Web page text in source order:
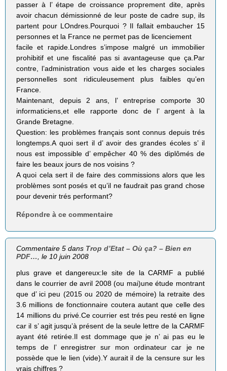
passer à l’ étape de croissance proprement dite, après
avoir chacun démissionné de leur poste de cadre sup, ils
partent pour LOndres.Pourquoi ? Il fallait embaucher 15
personnes et la France ne permet pas de licenciement
facile et rapide.Londres s’impose malgré un immobilier
prohibitif et une fiscalité pas si avantageuse que ça.Par
contre, l’administration vous aide et les charges sociales
personnelles sont ridiculeusement plus faibles qu’en
France.
Maintenant, depuis 2 ans, l’ entreprise comporte 30
informaticiens,et elle rapporte donc de l’ argent à la
Grande Bretagne.
Question: les problèmes français sont connus depuis trés
longtemps.A quoi sert il d’ avoir des grandes écoles s’ il
nous est impossible d’ empêcher 40 % des diplômés de
faire les beaux jours de nos voisins ?
A quoi cela sert il de faire des commissions alors que les
problèmes sont posés et qu’il ne faudrait pas grand chose
pour devenir trés performant?
Répondre à ce commentaire
Commentaire 5 dans Trop d’Etat – Où ça? – Bien en
PDF…
, le 10 juin 2008
plus grave et dangereux:le site de la CARMF a publié
dans le courrier de avril 2008 (ou mai)une étude montrant
que d’ ici peu (2015 ou 2020 de mémoire) la retraite des
3.6 millions de fonctionnaire coutera autant que celle des
14 millions du privé.Ce courrier est trés peu resté en ligne
car il s’ agit jusqu’à présent de la seule lettre de la CARMF
ayant été retirée.Il est dommage que je n’ ai pas eu le
temps de l’ enregistrer sur mon ordinateur car je ne
possède que le lien (vide).Y aurait il de la censure sur les
vrais chiffres ?